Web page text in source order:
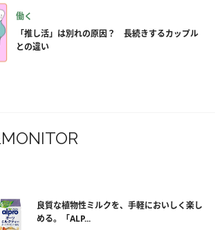
働く
「推し活」は別れの原因？ 長続きするカップル
との違い
良質な植物性ミルクを、手軽においしく楽し
める。「ALP...